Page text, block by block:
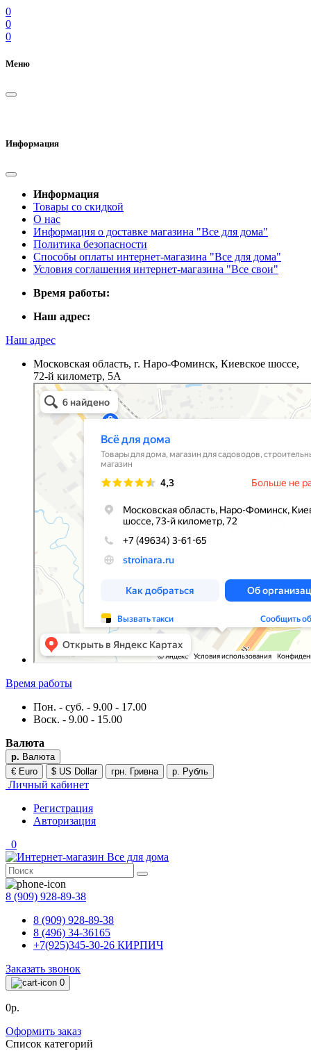
0
0
0
Меню
Информация
Информация
Товары со скидкой
О нас
Информация о доставке магазина "Все для дома"
Политика безопасности
Способы оплаты интернет-магазина "Все для дома"
Условия соглашения интернет-магазина "Все свои"
Время работы:
Наш адрес:
Наш адрес
Московская область, г. Наро-Фоминск, Киевское шоссе,
72-й километр, 5А
Время работы
Пон. - суб. - 9.00 - 17.00
Воск. - 9.00 - 15.00
Валюта
р. Валюта
€ Euro
$ US Dollar грн. Гривна р. Рубль
Личный кабинет
Регистрация
Авторизация
0
8 (909) 928-89-38
8 (909) 928-89-38
8 (496) 34-36165
+7(925)345-30-26 КИРПИЧ
Заказать звонок
0
0р.
Оформить заказ
Список категорий